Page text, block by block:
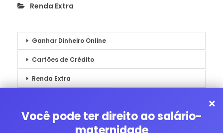
Renda Extra
Ganhar Dinheiro Online
Cartões de Crédito
Renda Extra
×
Você pode ter direito ao salário-